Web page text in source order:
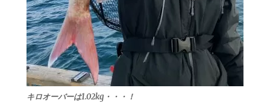
キロオーバーは1.02kg・・・！